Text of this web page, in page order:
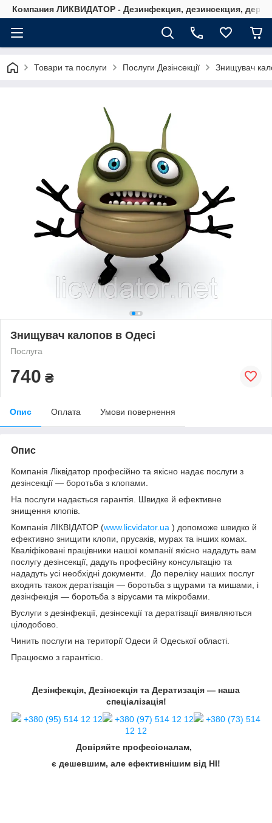
Компания ЛИКВИДАТОР - Дезинфекция, дезинсекция,
Товари та послуги Послуги Дезінсекції Знищувач
Знищувач калопов в Одесі
Послуга
740 ₴
Опис Оплата Умови повернення
Опис
Компанія Ліквідатор професійно та якісно надає послуги з
дезінсекції — боротьба з клопами.
На послуги надається гарантія. Швидке й ефективне
знищення клопів.
Компанія ЛІКВІДАТОР (www.licvidator.ua ) допоможе швидко й
ефективно знищити клопи, прусаків, мурах та інших комах.
Кваліфіковані працівники нашої компанії якісно нададуть вам
послугу дезінсекції, дадуть професійну консультацію та
нададуть усі необхідні документи. До переліку наших послуг
входять також дератізація — боротьба з щурами та мишами, і
дезінфекція — боротьба з вірусами та мікробами.
Вуслуги з дезінфекції, дезінсекції та дератізації виявляються
цілодобово.
Чинить послуги на території Одеси й Одеської області.
Працюємо з гарантією.
Дезінфекція, Дезінсекція та Дератизація — наша
спеціалізація!
+380 (95) 514 12 12
+380 (97) 514 12 12
+380 (73) 514
12 12
Довіряйте професіоналам,
є дешевшим, але ефективнішим від НІ!